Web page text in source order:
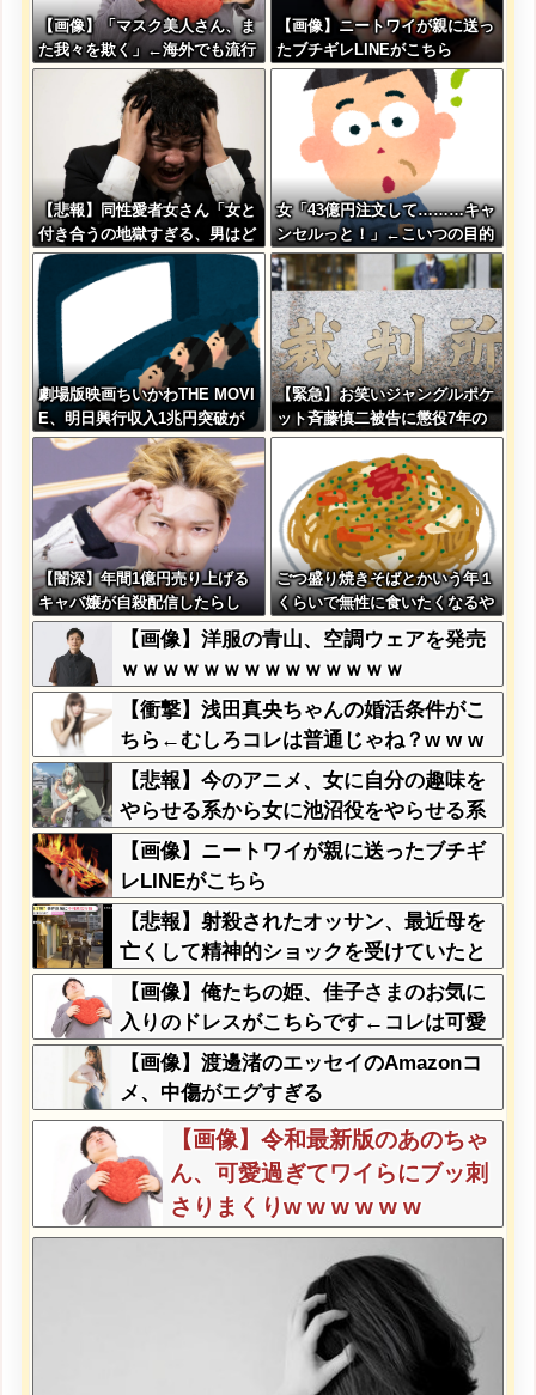
【画像】「マスク美人さん、ま
た我々を欺く」←海外でも流行
りだした結果がこちらw w w w
【画像】ニートワイが親に送っ
たブチギレLINEがこちら
【悲報】同性愛者女さん「女と
付き合うの地獄すぎる、男はど
うやって耐えてんの？」←コレ
は同意せざるおえないと話題に
女「43億円注文して………キャ
ンセルっと！」←こいつの目的
劇場版映画ちいかわTHE MOVI
E、明日興行収入1兆円突破が
確実にｗｗｗｗｗｗｗｗｗｗｗ
【緊急】お笑いジャングルポケ
ット斉藤慎二被告に懲役7年の
求刑←これ…
【闇深】年間1億円売り上げる
キャバ嬢が自殺配信したらし
い・・・
ごつ盛り焼きそばとかいう年１
くらいで無性に食いたくなるや
つｗｗｗｗｗｗｗｗ
【画像】洋服の青山、空調ウェアを発売
ｗｗｗｗｗｗｗｗｗｗｗｗｗｗ
【衝撃】浅田真央ちゃんの婚活条件がこ
ちら←むしろコレは普通じゃね？w w w
w w w w w
【悲報】今のアニメ、女に自分の趣味を
やらせる系から女に池沼役をやらせる系
へ変化
【画像】ニートワイが親に送ったブチギ
レLINEがこちら
【悲報】射殺されたオッサン、最近母を
亡くして精神的ショックを受けていたと
判明・・・
【画像】俺たちの姫、佳子さまのお気に
入りのドレスがこちらです←コレは可愛
過ぎるw w w w w w w w
【画像】渡邊渚のエッセイのAmazonコ
メ、中傷がエグすぎる
【画像】令和最新版のあのちゃ
ん、可愛過ぎてワイらにブッ刺
さりまくりw w w w w w